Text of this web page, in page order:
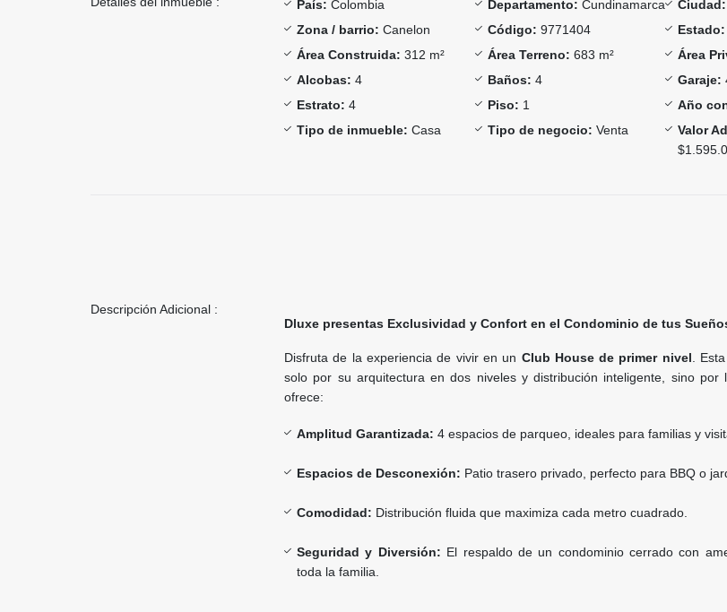
País: Colombia Departamento: Cundinamarca Ciudad:
Zona / barrio: Canelon Código: 9771404 Estado:
Área Construida: 312 m² Área Terreno: 683 m² Área
Alcobas: 4 Baños: 4 Garaje:
Estrato: 4 Piso: 1 Año
Tipo de inmueble: Casa Tipo de negocio: Venta
Valor
Descripción Adicional :
Dluxe presentas Exclusividad y Confort en el Condominio de tus
Disfruta de la experiencia de vivir en un Club House de primer nivel .
solo por su arquitectura en dos niveles y distribución inteligente, sino por
ofrece:
Amplitud Garantizada: 4 espacios de parqueo, ideales para familias y
Espacios de Desconexión: Patio trasero privado, perfecto para BBQ o
Comodidad: Distribución fluida que maximiza cada metro cuadrado.
Seguridad y Diversión: El respaldo de un condominio cerrado con
toda la familia.